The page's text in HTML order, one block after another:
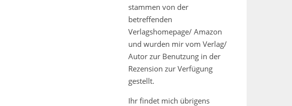
stammen von der
betreffenden
Verlagshomepage/ Amazon
und wurden mir vom Verlag/
Autor zur Benutzung in der
Rezension zur Verfügung
gestellt.
Ihr findet mich übrigens